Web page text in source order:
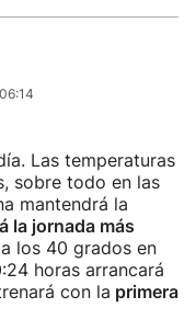
Las temperaturas
sobre todo en las
mantendrá la
la jornada más
los 40 grados en
horas arrancará
con la primera